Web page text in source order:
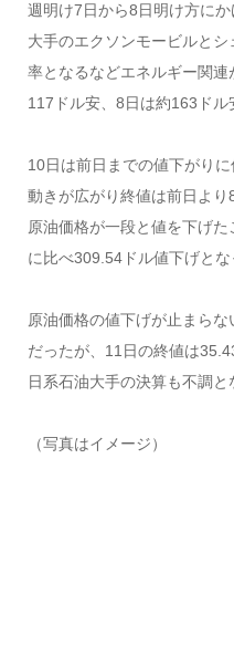
週明け7日から8日明け方に
大手のエクソンモービルと
率となるなどエネルギー関
117ドル安、8日は約163ドル
10日は前日までの値下がり
動きが広がり終値は前日よ
原油価格が一段と値を下げ
に比べ309.54ドル値下げとな
原油価格の値下げが止まら
だったが、11日の終値は
日系石油大手の決算も不調と
（写真はイメージ）